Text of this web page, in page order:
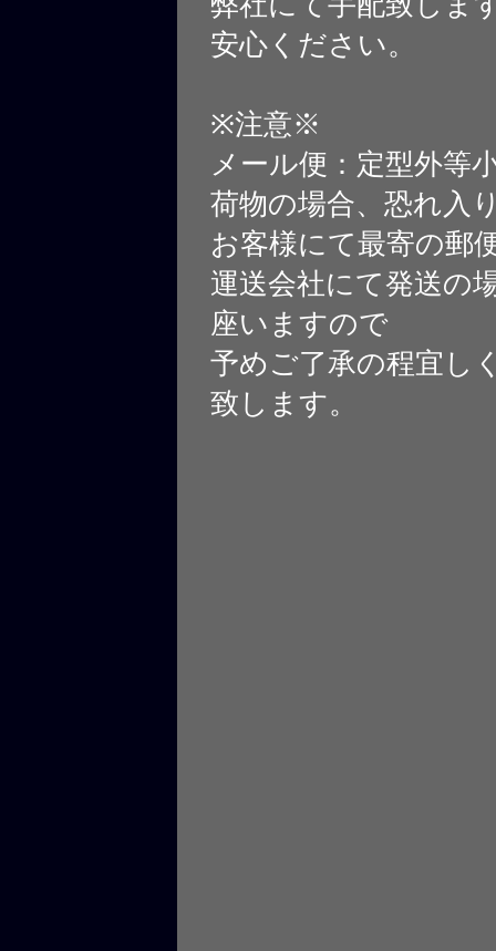
安心ください。
※注意※
メール便：定型外等
荷物の場合、恐れ入
お客様にて最寄の郵
運送会社にて発送の
座いますので
予めご了承の程宜し
致します。